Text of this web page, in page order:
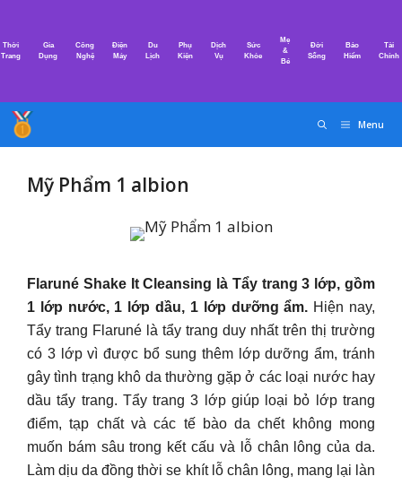
nội
Thời
Trang
Gia
Dụng
Công
Nghệ
Điện
Máy
Du
Lịch
Phụ
Kiện
Dịch
Vụ
Sức
Khỏe
Mẹ
&
Bé
Đời
Sống
Bảo
Hiểm
Tài
Chính
Menu
Mỹ Phẩm 1 albion
Flaruné Shake It Cleansing là Tẩy trang 3 lớp, gồm
1 lớp nước, 1 lớp dầu, 1 lớp dưỡng ẩm. Hiện nay,
Tẩy trang Flaruné là tẩy trang duy nhất trên thị trường
có 3 lớp vì được bổ sung thêm lớp dưỡng ẩm, tránh
gây tình trạng khô da thường gặp ở các loại nước hay
dầu tẩy trang. Tẩy trang 3 lớp giúp loại bỏ lớp trang
điểm, tạp chất và các tế bào da chết không mong
muốn bám sâu trong kết cấu và lỗ chân lông của da.
Làm dịu da đồng thời se khít lỗ chân lông, mang lại làn